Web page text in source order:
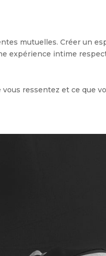
mutuelles. Créer un
expérience intime
ressentez et ce que